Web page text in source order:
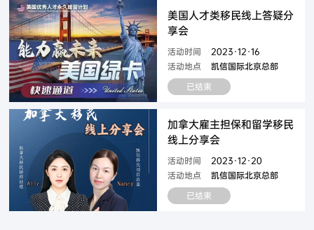
美国人才类移民线上答疑分
享会
活动时间
2023·12·16
活动地点
凯信国际北京总部
已结束
加拿大雇主担保和留学移民
线上分享会
活动时间
2023·12·20
活动地点
凯信国际北京总部
已结束